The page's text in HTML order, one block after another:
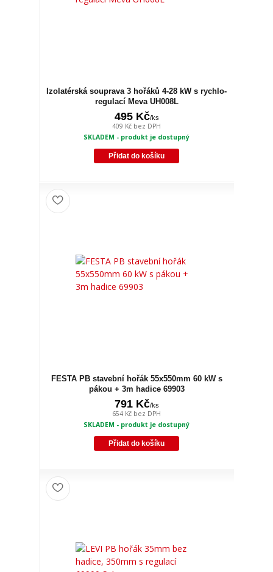
Izolatérská souprava 3 hořáků 4-28 kW s rychlo-
regulací Meva UH008L
495 Kč/ks
409 Kč bez DPH
SKLADEM - produkt je dostupný
Přidat do košíku
FESTA PB stavební hořák 55x550mm 60 kW s
pákou + 3m hadice 69903
791 Kč/ks
654 Kč bez DPH
SKLADEM - produkt je dostupný
Přidat do košíku